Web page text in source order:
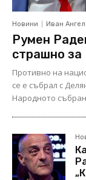
Новини Иван
Румен
страшно за
Противно на
се е събрал с
Народното